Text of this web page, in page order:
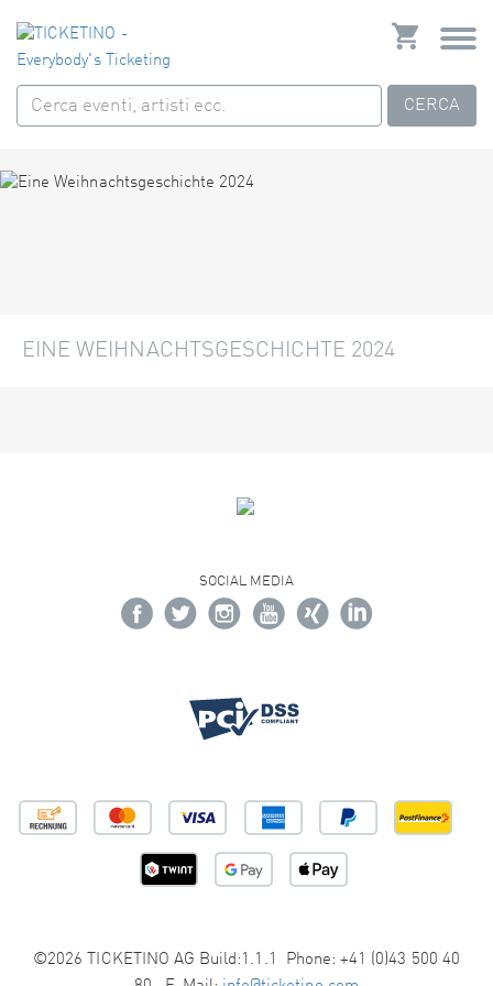
CERCA
EINE WEIHNACHTSGESCHICHTE 2024
SOCIAL MEDIA
©2026 TICKETINO AG Build:1.1.1 Phone: +41 (0)43 500 40